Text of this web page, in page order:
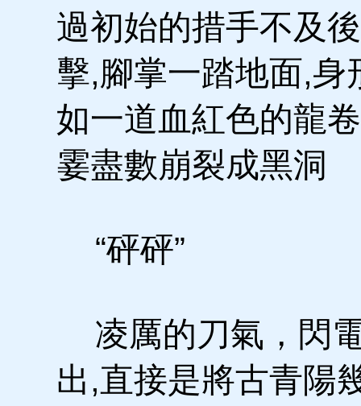
過初始的措手不及
擊,腳掌一踏地面,
如一道血紅色的龍
霎盡數崩裂成黑洞
“砰砰”
凌厲的刀氣，閃
出,直接是將古青陽